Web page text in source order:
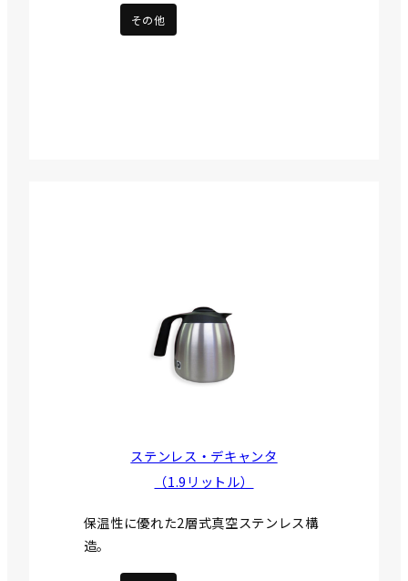
その他
ステンレス・デキャンタ
（1.9リットル）
保温性に優れた2層式真空ステンレス構
造。